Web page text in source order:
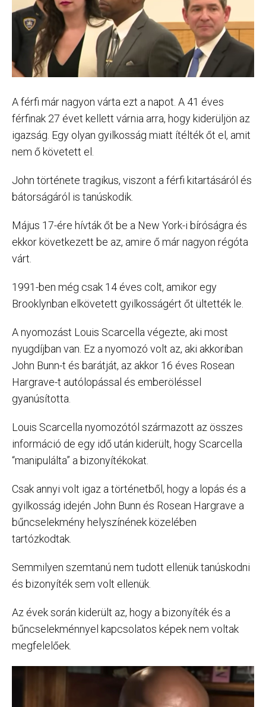
A férfi már nagyon várta ezt a napot. A 41 éves
férfinak 27 évet kellett várnia arra, hogy kiderüljön az
igazság. Egy olyan gyilkosság miatt ítélték őt el, amit
nem ő követett el.
John története tragikus, viszont a férfi kitartásáról és
bátorságáról is tanúskodik.
Május 17-ére hívták őt be a New York-i bíróságra és
ekkor következett be az, amire ő már nagyon régóta
várt.
1991-ben még csak 14 éves colt, amikor egy
Brooklynban elkövetett gyilkosságért őt ültették le.
A nyomozást Louis Scarcella végezte, aki most
nyugdíjban van. Ez a nyomozó volt az, aki akkoriban
John Bunn-t és barátját, az akkor 16 éves Rosean
Hargrave-t autólopással és emberöléssel
gyanúsította.
Louis Scarcella nyomozótól származott az összes
információ de egy idő után kiderült, hogy Scarcella
“manipulálta” a bizonyítékokat.
Csak annyi volt igaz a történetből, hogy a lopás és a
gyilkosság idején John Bunn és Rosean Hargrave a
bűncselekmény helyszínének közelében
tartózkodtak.
Semmilyen szemtanú nem tudott ellenük tanúskodni
és bizonyíték sem volt ellenük.
Az évek során kiderült az, hogy a bizonyíték és a
bűncselekménnyel kapcsolatos képek nem voltak
megfelelőek.